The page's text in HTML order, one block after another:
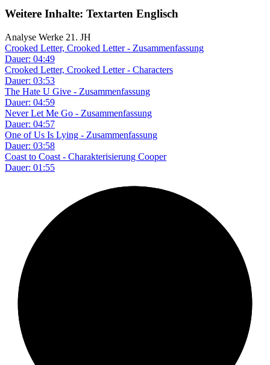
Weitere Inhalte: Textarten Englisch
Analyse Werke 21. JH
Crooked Letter, Crooked Letter - Zusammenfassung
Dauer: 04:49
Crooked Letter, Crooked Letter - Characters
Dauer: 03:53
The Hate U Give - Zusammenfassung
Dauer: 04:59
Never Let Me Go - Zusammenfassung
Dauer: 04:57
One of Us Is Lying - Zusammenfassung
Dauer: 03:58
Coast to Coast - Charakterisierung Cooper
Dauer: 01:55